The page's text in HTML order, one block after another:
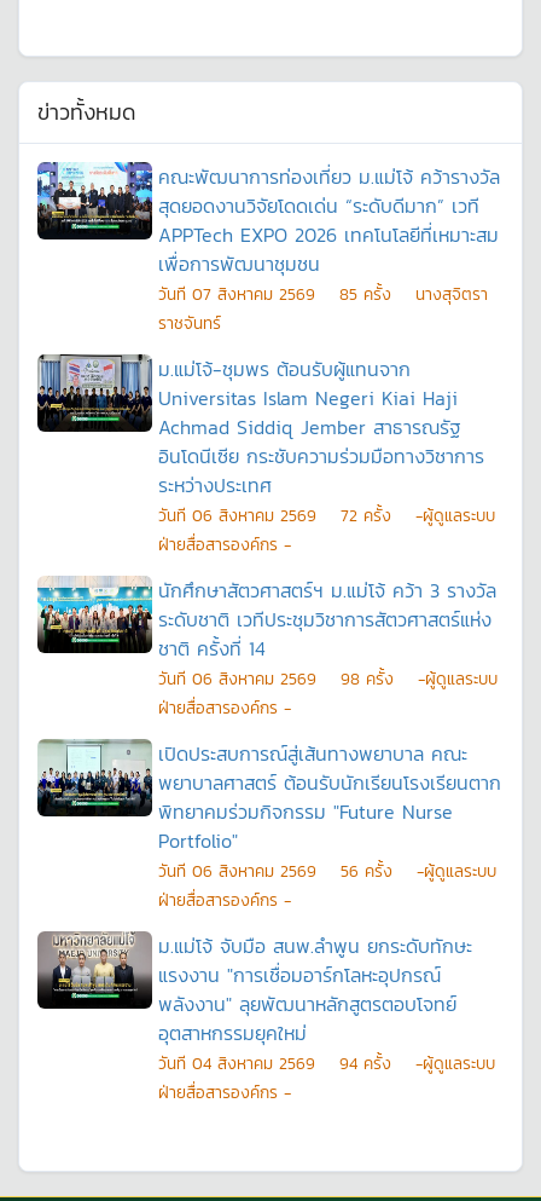
ข่าวทั้งหมด
คณะพัฒนาการท่องเที่ยว ม.แม่โจ้ คว้ารางวัล
สุดยอดงานวิจัยโดดเด่น “ระดับดีมาก” เวที
APPTech EXPO 2026 เทคโนโลยีที่เหมาะสม
เพื่อการพัฒนาชุมชน
วันที 07 สิงหาคม 2569 85 ครั้ง
นางสุจิตรา
ราชจันทร์
ม.แม่โจ้-ชุมพร ต้อนรับผู้แทนจาก
Universitas Islam Negeri Kiai Haji
Achmad Siddiq Jember สาธารณรัฐ
อินโดนีเซีย กระชับความร่วมมือทางวิชาการ
ระหว่างประเทศ
วันที 06 สิงหาคม 2569 72 ครั้ง
-ผู้ดูแลระบบ
ฝ่ายสื่อสารองค์กร -
นักศึกษาสัตวศาสตร์ฯ ม.แม่โจ้ คว้า 3 รางวัล
ระดับชาติ เวทีประชุมวิชาการสัตวศาสตร์แห่ง
ชาติ ครั้งที่ 14
วันที 06 สิงหาคม 2569 98 ครั้ง
-ผู้ดูแลระบบ
ฝ่ายสื่อสารองค์กร -
เปิดประสบการณ์สู่เส้นทางพยาบาล คณะ
พยาบาลศาสตร์ ต้อนรับนักเรียนโรงเรียนตาก
พิทยาคมร่วมกิจกรรม "Future Nurse
Portfolio"
วันที 06 สิงหาคม 2569 56 ครั้ง
-ผู้ดูแลระบบ
ฝ่ายสื่อสารองค์กร -
ม.แม่โจ้ จับมือ สนพ.ลำพูน ยกระดับทักษะ
แรงงาน "การเชื่อมอาร์กโลหะอุปกรณ์
พลังงาน" ลุยพัฒนาหลักสูตรตอบโจทย์
อุตสาหกรรมยุคใหม่
วันที 04 สิงหาคม 2569 94 ครั้ง
-ผู้ดูแลระบบ
ฝ่ายสื่อสารองค์กร -